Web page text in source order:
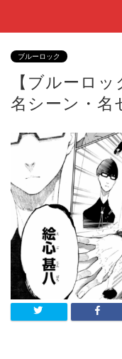
ブルーロック
【ブルーロ
名シーン・名